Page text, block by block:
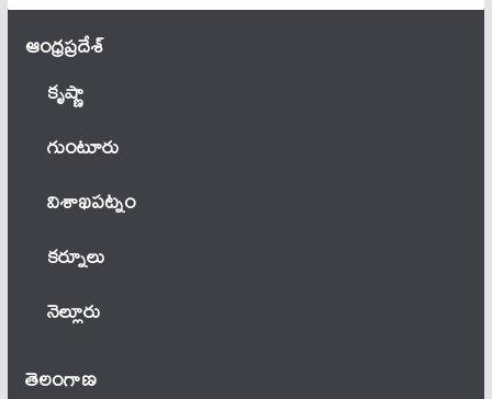
ఆంధ్ర‌ప్ర‌దేశ్
కృష్ణా
గుంటూరు
విశాఖపట్నం
కర్నూలు
నెల్లూరు
తెలంగాణ‌